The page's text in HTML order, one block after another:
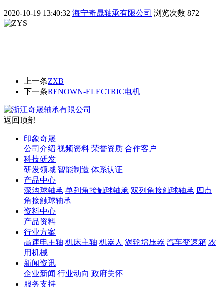
2020-10-19 13:40:32 海宁奇晟轴承有限公司 浏览次数 872
上一条ZXB
下一条RENOWN-ELECTRIC电机
返回顶部
印象奇晟
公司介绍 视频资料 荣誉资质 合作客户
科技研发
研发领域 智能制造 体系认证
产品中心
深沟球轴承 单列角接触球轴承 双列角接触球轴承 四点
角接触球轴承
资料中心
产品资料
行业方案
高速电主轴 机床主轴 机器人 涡轮增压器 汽车变速箱 农
用机械
新闻资讯
企业新闻 行业动向 政府关怀
服务支持